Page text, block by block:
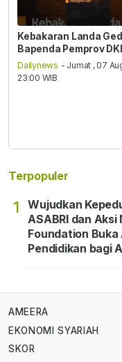
Kebakaran Landa
Bapenda Pemprov DKI
Dailynews - Jumat , 07
23:00 WIB
Terpopuler
1
Wujudkan
ASABRI dan Aksi
Foundation Buka
Pendidikan bagi
AMEERA
EKONOMI SYARIAH
SKOR